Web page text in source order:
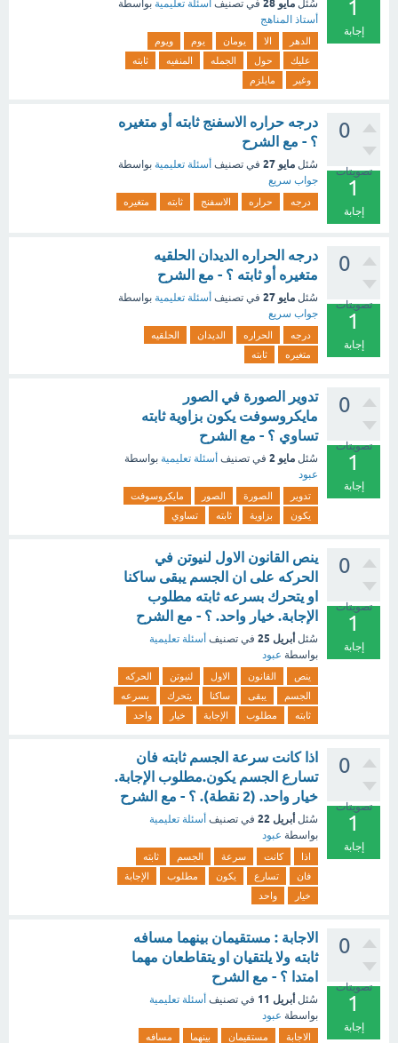
1
إجابة
سُئل مايو 28 في تصنيف أسئلة تعليمية بواسطة
أستاذ المناهج
الدهر الا يومان يوم
ويوم
عليك
حول الجمله المنفيه
ثابته
وغير
مايلزم
0
تصويتات
1
إجابة
درجه حراره الاسفنج ثابته أو متغيره
؟ - مع الشرح
سُئل مايو 27 في تصنيف أسئلة تعليمية بواسطة
جواب سريع
درجه حراره الاسفنج ثابته متغيره
0
تصويتات
1
إجابة
درجه الحراره الديدان الحلقيه
متغيره أو ثابته ؟ - مع الشرح
سُئل مايو 27 في تصنيف أسئلة تعليمية بواسطة
جواب سريع
درجه الحراره الديدان
الحلقيه
متغيره
ثابته
0
تصويتات
1
إجابة
تدوير الصورة في الصور
مايكروسوفت يكون بزاوية ثابته
تساوي ؟ - مع الشرح
سُئل مايو 2 في تصنيف أسئلة تعليمية بواسطة
عبود
تدوير الصورة الصور
مايكروسوفت
يكون
بزاوية ثابته تساوي
0
تصويتات
1
إجابة
ينص القانون الاول لنيوتن في
الحركه على ان الجسم يبقى ساكنا
او يتحرك بسرعه ثابته مطلوب
الإجابة. خيار واحد. ؟ - مع الشرح
سُئل أبريل 25 في تصنيف أسئلة تعليمية
بواسطة عبود
ينص القانون الاول لنيوتن
الحركه
الجسم
يبقى ساكنا يتحرك
بسرعه
ثابته
مطلوب الإجابة خيار واحد
0
تصويتات
1
إجابة
اذا كانت سرعة الجسم ثابته فان
تسارع الجسم يكون.مطلوب الإجابة.
خيار واحد. (2 نقطة). ؟ - مع الشرح
سُئل أبريل 22 في تصنيف أسئلة تعليمية
بواسطة عبود
اذا كانت سرعة الجسم
ثابته
فان
تسارع يكون مطلوب
الإجابة
خيار
واحد
0
تصويتات
1
إجابة
الاجابة : مستقيمان بينهما مسافه
ثابته ولا يلتقيان او يتقاطعان مهما
امتدا ؟ - مع الشرح
سُئل أبريل 11 في تصنيف أسئلة تعليمية
بواسطة عبود
الاجابة مستقيمان بينهما
مسافه